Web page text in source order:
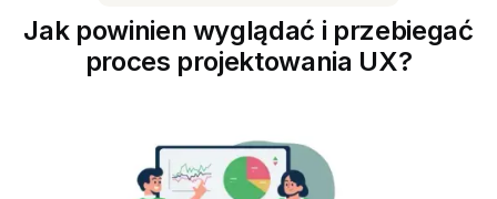
Jak powinien wyglądać i przebiegać
proces projektowania UX?